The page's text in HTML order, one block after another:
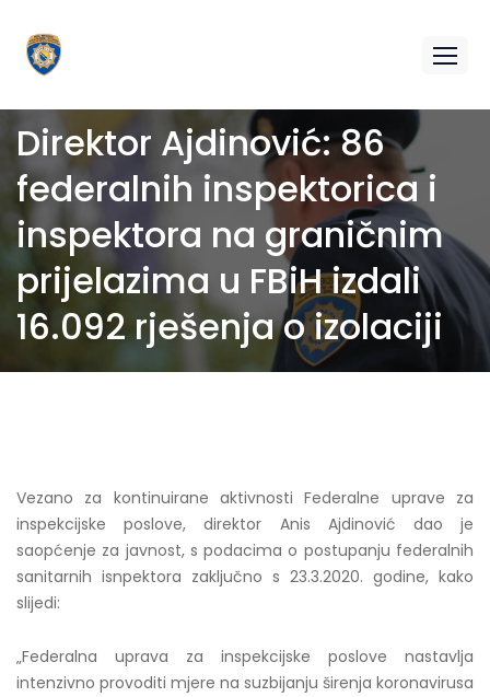
Direktor Ajdinović: 86
federalnih inspektorica i
inspektora na graničnim
prijelazima u FBiH izdali
16.092 rješenja o izolaciji
Vezano za kontinuirane aktivnosti Federalne uprave za
inspekcijske poslove, direktor Anis Ajdinović dao je
saopćenje za javnost, s podacima o postupanju federalnih
sanitarnih isnpektora zaključno s 23.3.2020. godine, kako
slijedi:
„Federalna uprava za inspekcijske poslove nastavlja
intenzivno provoditi mjere na suzbijanju širenja koronavirusa